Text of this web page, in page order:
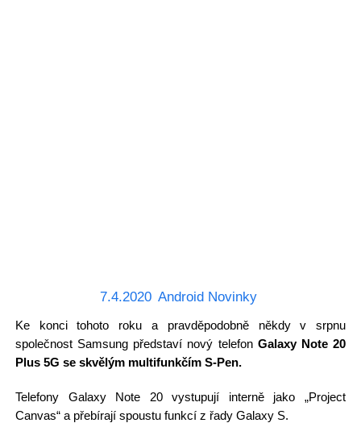
7.4.2020 Android Novinky
Ke konci tohoto roku a pravděpodobně někdy v srpnu
společnost Samsung představí nový telefon Galaxy Note 20
Plus 5G se skvělým multifunkčím S-Pen.
Telefony Galaxy Note 20 vystupují interně jako „Project
Canvas“ a přebírají spoustu funkcí z řady Galaxy S.